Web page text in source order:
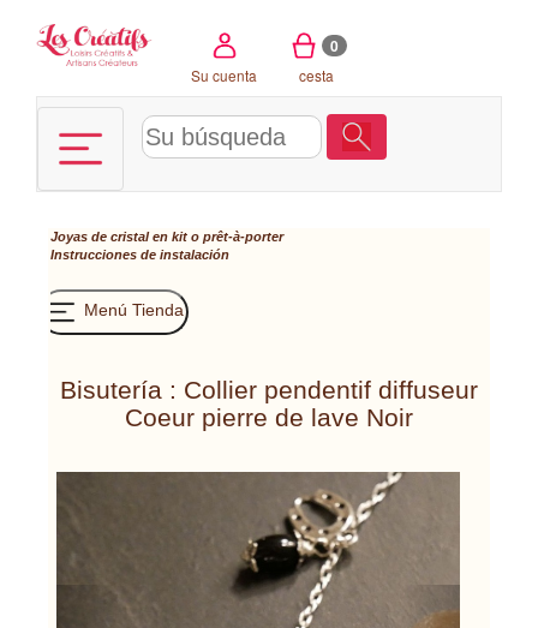
Su cuenta
0
cesta
Joyas de cristal en kit o prêt-à-porter
Instrucciones de instalación
Menú Tienda
Bisutería : Collier pendentif diffuseur
Coeur pierre de lave Noir
Previous